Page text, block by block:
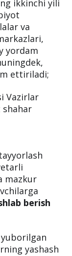
ikkinchi yili
va
yordam
ettiriladi;
Vazirlar
shahar
mazkur
berish
yashash